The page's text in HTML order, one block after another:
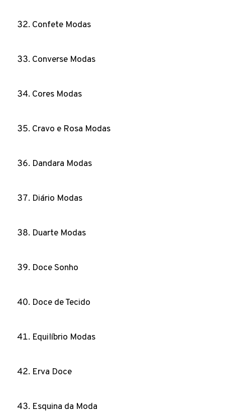
Confete Modas
Converse Modas
Cores Modas
Cravo e Rosa Modas
Dandara Modas
Diário Modas
Duarte Modas
Doce Sonho
Doce de Tecido
Equilíbrio Modas
Erva Doce
Esquina da Moda